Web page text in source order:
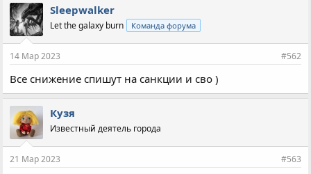
Sleepwalker
Let the galaxy burn Команда форума
14 Мар 2023 #562
Все снижение спишут на санкции и сво )
Кузя
Известный деятель города
21 Мар 2023 #563